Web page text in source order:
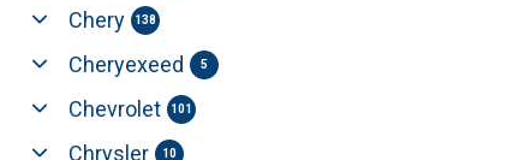
Chery 138
Cheryexeed 5
Chevrolet 101
Chrysler 10